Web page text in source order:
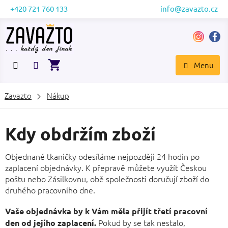
Přejít
obsah
+420 721 760 133 info@zavazto.cz
NÁKUPNÍ
Zavazto
Nákup
Kdy obdržím zboží
Objednané tkaničky odesíláme nejpozději 24 hodin po
zaplacení objednávky. K přepravě můžete využít Českou
poštu nebo Zásilkovnu, obě společnosti doručují zboží do
druhého pracovního dne.
Vaše objednávka by k Vám měla přijít třetí pracovní
den od jejího zaplacení. Pokud by se tak nestalo,